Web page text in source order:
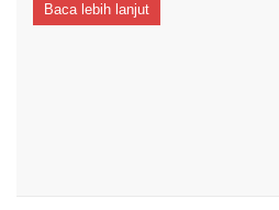
Baca lebih lanjut